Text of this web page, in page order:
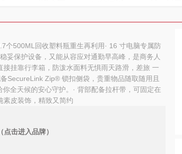
个500ML回收塑料瓶重生再利用· 16 寸电脑专属防
妥保护设备，又能从容应对通勤早高峰，是商务人
接挂靠行李箱，防泼水面料无惧雨天路滑，差旅 一
SecureLink Zip® 锁扣侧袋，贵重物品随取随用且
全天候的安心守护。· 背部配备拉杆带，可固定在
素皮装饰，精致又简约
点击进入品牌）